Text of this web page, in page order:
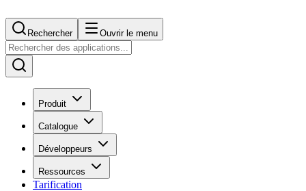
Rechercher Ouvrir le menu
Produit
Catalogue
Développeurs
Ressources
Tarification